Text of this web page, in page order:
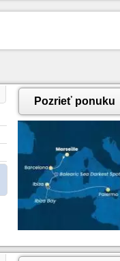
Pozrieť ponuku